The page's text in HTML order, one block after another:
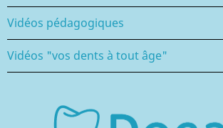
Vidéos pédagogiques
Vidéos "vos dents à tout âge"